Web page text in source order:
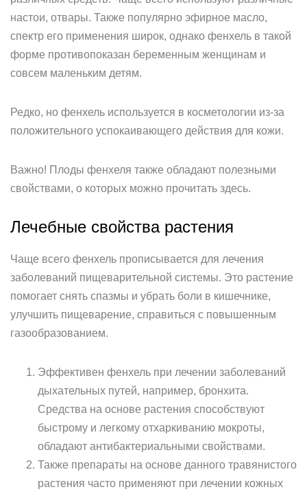
настои, отвары. Также популярно эфирное масло,
спектр его применения широк, однако фенхель в такой
форме противопоказан беременным женщинам и
совсем маленьким детям.
Редко, но фенхель используется в косметологии из-за
положительного успокаивающего действия для кожи.
Важно! Плоды фенхеля также обладают полезными
свойствами, о которых можно прочитать здесь.
Лечебные свойства растения
Чаще всего фенхель прописывается для лечения
заболеваний пищеварительной системы. Это растение
помогает снять спазмы и убрать боли в кишечнике,
улучшить пищеварение, справиться с повышенным
газообразованием.
Эффективен фенхель при лечении заболеваний
дыхательных путей, например, бронхита.
Средства на основе растения способствуют
быстрому и легкому отхаркиванию мокроты,
обладают антибактериальными свойствами.
Также препараты на основе данного травянистого
растения часто применяют при лечении кожных